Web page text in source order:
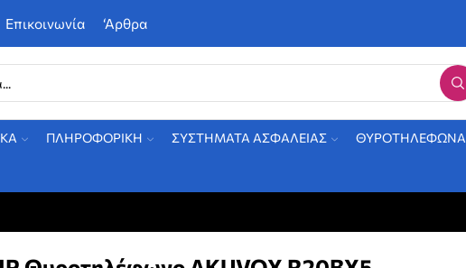
Επικοινωνία ‘Αρθρα
ΠΛΗΡΟΦΟΡΙΚΗ ΣΥΣΤΗΜΑΤΑ ΑΣΦΑΛΕΙΑΣ ΘΥΡΟΤΗΛΕΦΩΝΑ